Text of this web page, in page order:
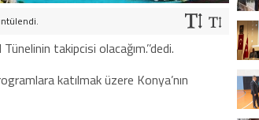
takipcisi olacağım.’’dedi.
katılmak üzere Konya’nın